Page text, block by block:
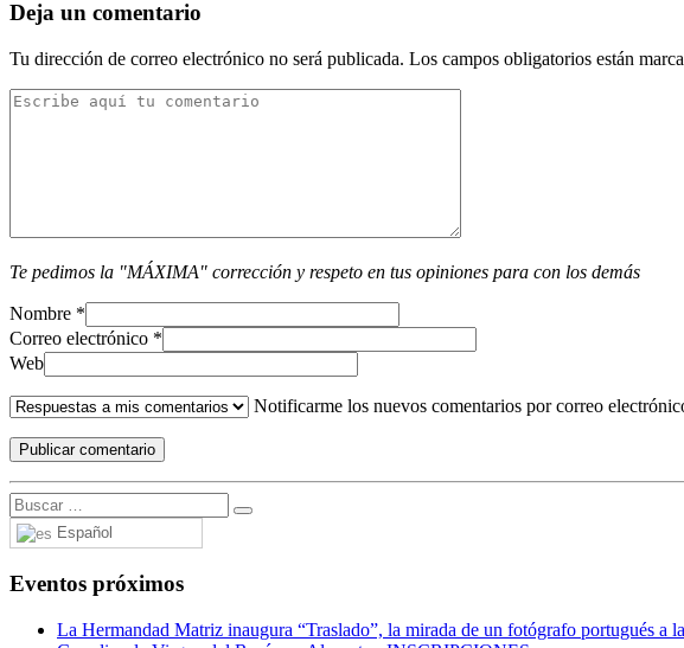
Deja un comentario
Tu dirección de correo electrónico no será publicada. Los campos obligatorios están
Te pedimos la "MÁXIMA" corrección y respeto en tus opiniones para con los demás
Nombre *
Correo electrónico *
Web
Notificarme los nuevos comentarios por correo
Español
Eventos próximos
La Hermandad Matriz inaugura “Traslado”, la mirada de un fotógrafo portugués a